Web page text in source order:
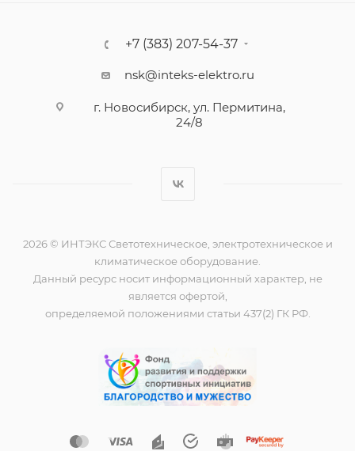
+7 (383) 207-54-37
nsk@inteks-elektro.ru
г. Новосибирск, ул. Пермитина,
24/8
2026 © ИНТЭКС Светотехническое, электротехническое и
климатическое оборудование.
Данный ресурс носит информационный характер, не
является офертой,
определяемой положениями статьи 437(2) ГК РФ.